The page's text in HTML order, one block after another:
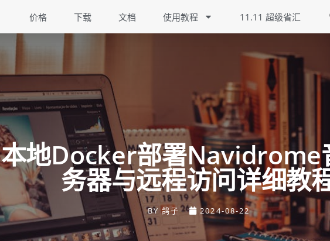
价格 下载 文档 使用教程 11.11 超级省汇
本地Docker部署Navidrome
务器与远程访问详细教
BY 鸽子 2024-08-22